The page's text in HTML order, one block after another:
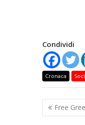
Condividi
Cronaca
articoli
Free